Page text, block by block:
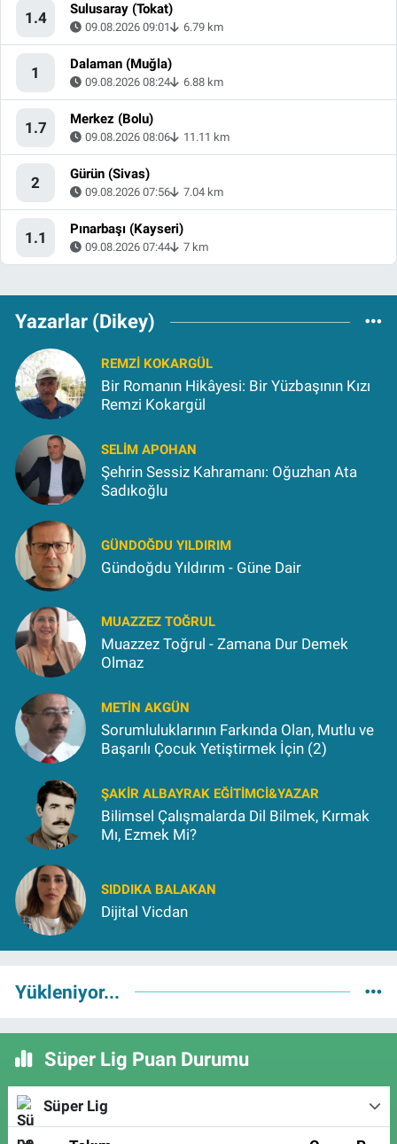
1.4 Sulusaray (Tokat)
09.08.2026 09:01 6.79 km
1 Dalaman (Muğla)
09.08.2026 08:24 6.88 km
1.7 Merkez (Bolu)
09.08.2026 08:06 11.11 km
2 Gürün (Sivas)
09.08.2026 07:56 7.04 km
1.1 Pınarbaşı (Kayseri)
09.08.2026 07:44 7 km
Yazarlar (Dikey)
REMZI KOKARGÜL
Bir Romanın Hikâyesi: Bir Yüzbaşının Kızı
Remzi Kokargül
SELIM APOHAN
Şehrin Sessiz Kahramanı: Oğuzhan Ata
Sadıkoğlu
GÜNDOĞDU YILDIRIM
Gündoğdu Yıldırım - Güne Dair
MUAZZEZ TOĞRUL
Muazzez Toğrul - Zamana Dur Demek
Olmaz
METIN AKGÜN
Sorumluluklarının Farkında Olan, Mutlu ve
Başarılı Çocuk Yetiştirmek İçin (2)
ŞAKIR ALBAYRAK EĞITIMCI&YAZAR
Bilimsel Çalışmalarda Dil Bilmek, Kırmak
Mı, Ezmek Mi?
SIDDIKA BALAKAN
Dijital Vicdan
Yükleniyor...
Süper Lig Puan Durumu
Süper Lig